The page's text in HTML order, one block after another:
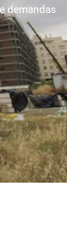
demandas